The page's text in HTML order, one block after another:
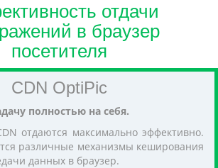
отдачи
в браузер
посетителя
CDN OptiPic
полностью на себя.
отдаются максимально эффективно.
различные механизмы кеширования
данных в браузер.